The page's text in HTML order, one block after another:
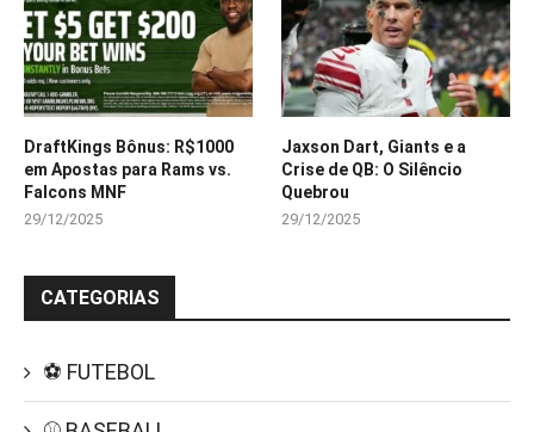
DraftKings Bônus: R$1000
em Apostas para Rams vs.
Falcons MNF
29/12/2025
Jaxson Dart, Giants e a
Crise de QB: O Silêncio
Quebrou
29/12/2025
CATEGORIAS
⚽ FUTEBOL